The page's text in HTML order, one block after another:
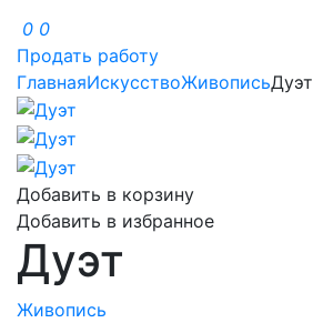
0 0
Продать работу
ГлавнаяИскусствоЖивописьДуэт
Добавить в корзину
Добавить в избранное
Дуэт
Живопись